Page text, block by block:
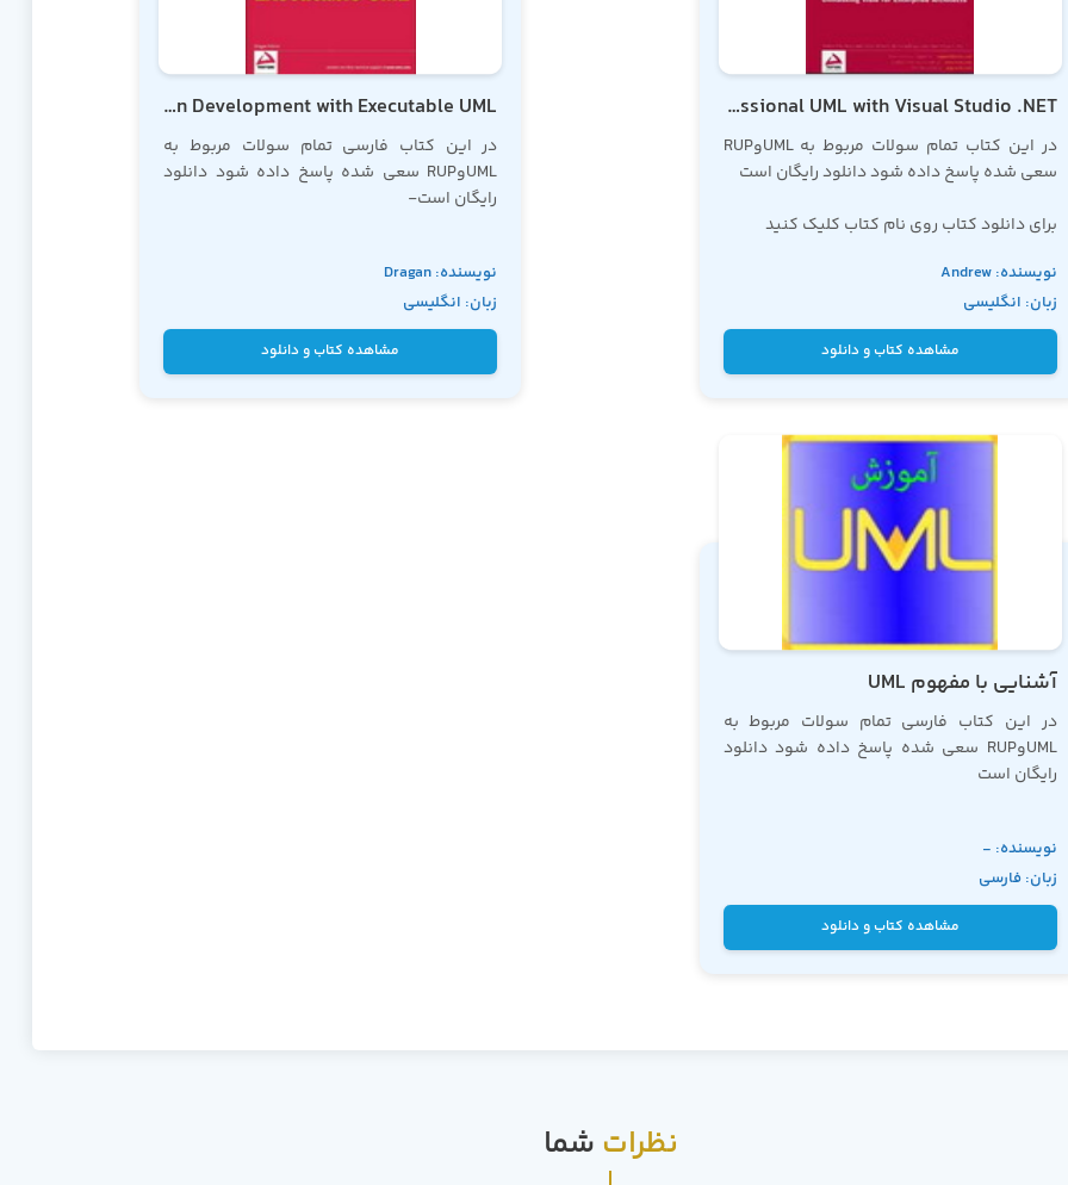
Professional UML with Visual Studio .NET
در این کتاب تمام سولات مربوط به UMLوRUP
سعی شده پاسخ داده شود دانلود رایگان است
برای دانلود کتاب روی نام کتاب کلیک کنید
دورهآموزش UML
نویسنده: Andrew
Filev
زبان: انگلیسی
مشاهده کتاب و دانلود
Model-Driven Development with Executable UML
در این کتاب فارسی تمام سولات مربوط به
UMLوRUP سعی شده پاسخ داده شود دانلود
رایگان است-
دورهآموزش UML
نویسنده: Dragan
Milicev
زبان: انگلیسی
مشاهده کتاب و دانلود
آشنایی با مفهوم UML
در این کتاب فارسی تمام سولات مربوط به
UMLوRUP سعی شده پاسخ داده شود دانلود
رایگان است
دورهآموزش UML
نویسنده: -
زبان: فارسی
مشاهده کتاب و دانلود
نظرات شما